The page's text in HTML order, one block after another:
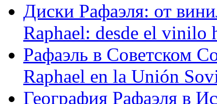
Диски Рафаэля: от
Raphael: desde el vinilo
Рафаэль в Советском
Raphael en la Unión
География Рафаэля в